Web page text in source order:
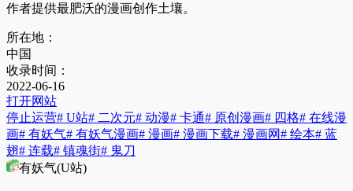
作者提供最肥沃的漫画创作土壤。
所在地：
中国
收录时间：
2022-06-16
打开网站
停止运营# U站# 二次元# 动漫# 卡通# 原创漫画# 四格# 在线漫
画# 有妖气# 有妖气漫画# 漫画# 漫画下载# 漫画网# 绘本# 蓝
翅# 连载# 镇魂街# 鬼刀
有妖气(U站)